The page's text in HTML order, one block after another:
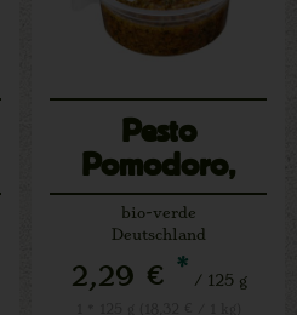
Pesto
Pomodoro,
frisch Prepack
bio-verde
Deutschland
2,29 € * / 125 g